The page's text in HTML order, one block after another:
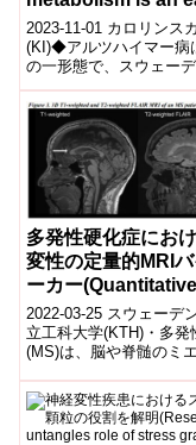
sign of Alzheimer’s
disease)
2023-11-01 カロリンス
(KI)◆アルツハイマー病
の一形態で、スウェー
毎年約2万人に発症する
たちは、アルツハイマ
多発性硬化症にお
変性の定量的MRI
ーカー(Quantitative
Biomarkers of
Multiple Sclerosis)
2022-03-25 スウェーデ
立工科大学(KTH)・多発
(MS)は、脳や脊髄のミ
神経変性疾患である。大